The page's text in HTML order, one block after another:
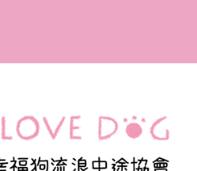
出百隻浪浪的
幸福的溫度與